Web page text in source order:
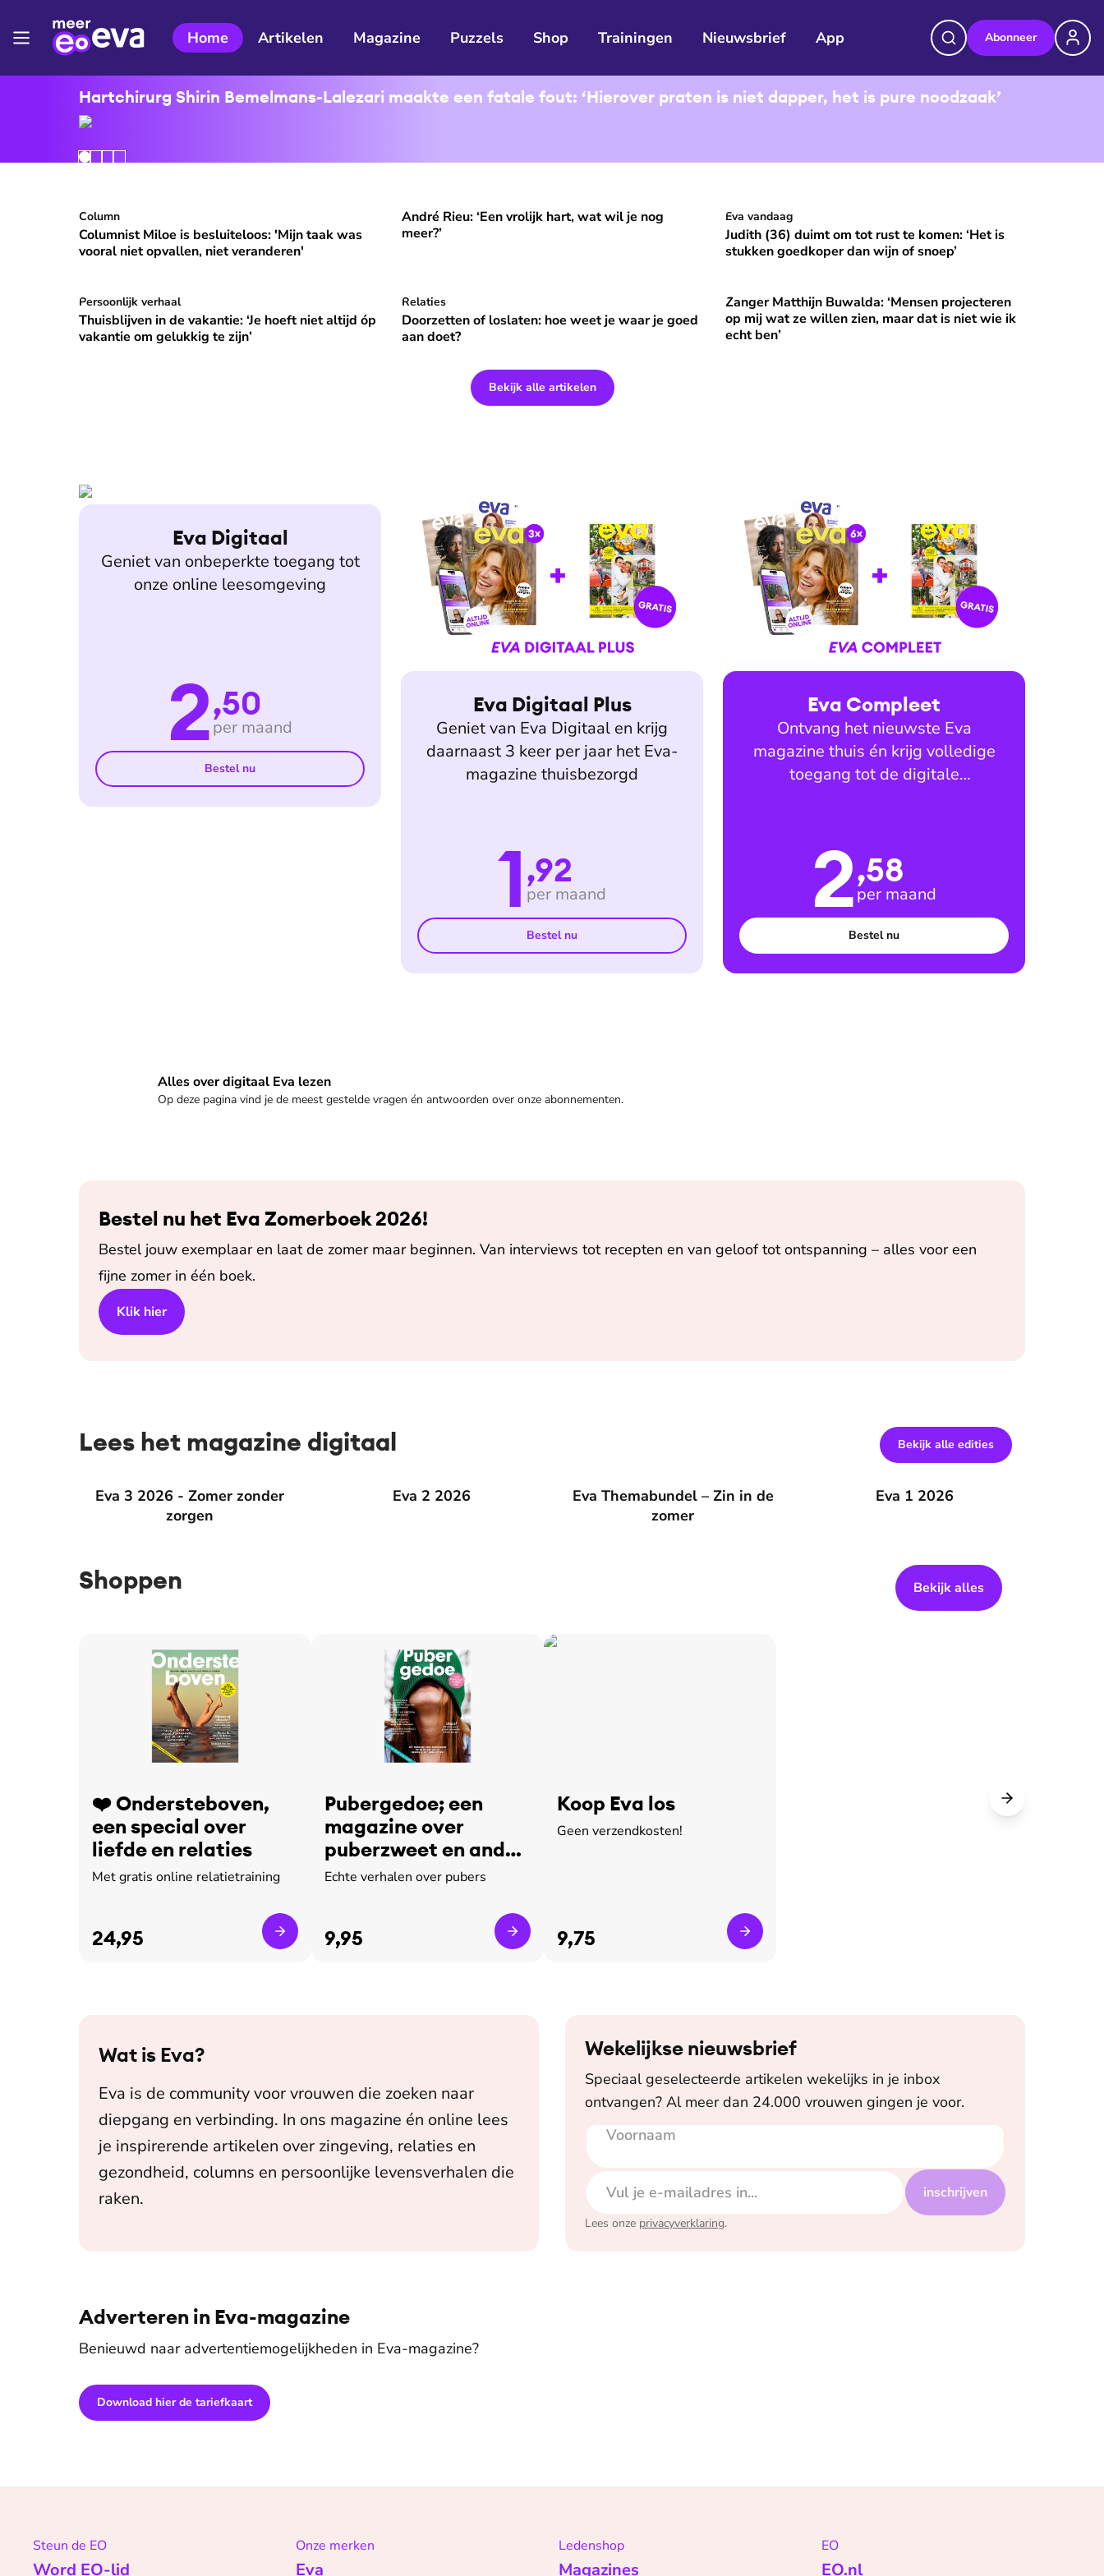
Home Artikelen Magazine Puzzels Shop Trainingen Nieuwsbrief App Abonneer
Hartchirurg Shirin Bemelmans-Lalezari maakte een fatale fout: ‘Hierover praten is niet dapper, het is pure noodzaak’
Columnist Miloe is besluiteloos: 'Mijn taak was vooral niet opvallen, niet veranderen'
⭐ Premium
Column
Columnist Miloe is besluiteloos: 'Mijn taak was
vooral niet opvallen, niet veranderen'
André Rieu: ‘Een vrolijk hart, wat wil je nog meer?’
⭐ Premium
André Rieu: ‘Een vrolijk hart, wat wil je nog
meer?’
Judith (36) duimt om tot rust te komen: ‘Het is stukken
⭐Premium
Eva vandaag
Judith (36) duimt om tot rust te komen: ‘Het is
stukken goedkoper dan wijn of snoep’
Thuisblijven in de vakantie: ‘Je hoeft niet altijd óp vakantie om gelukkig te zijn’
Persoonlijk verhaal
Thuisblijven in de vakantie: ‘Je hoeft niet altijd óp
vakantie om gelukkig te zijn’
Doorzetten of loslaten: hoe weet je waar je goed aan doet?
⭐
Relaties
Doorzetten of loslaten: hoe weet je waar je goed
aan doet?
Zanger Matthijn Buwalda: ‘Mensen projecteren op mij wat ze
⭐Premium
Zanger Matthijn Buwalda: ‘Mensen projecteren
op mij wat ze willen zien, maar dat is niet wie ik
echt ben’
Bekijk alle artikelen
Eva Digitaal
Geniet van onbeperkte toegang tot
onze online leesomgeving
2,50
per maand
Bestel nu
Eva Digitaal Plus
Geniet van Eva Digitaal en krijg
daarnaast 3 keer per jaar het Eva-
magazine thuisbezorgd
1,92
per maand
Bestel nu
Eva Compleet
Ontvang het nieuwste Eva
magazine thuis én krijg volledige
toegang tot de digitale
2,58
per maand
Bestel nu
Alles over digitaal Eva lezen
Op deze pagina vind je de meest gestelde vragen én antwoorden over onze abonnementen.
Veelgestelde vragen
Bestel nu het Eva Zomerboek 2026!
Bestel jouw exemplaar en laat de zomer maar beginnen. Van interviews tot recepten en van geloof tot ontspanning – alles voor een
fijne zomer in één boek.
Klik hier
Lees het magazine digitaal Bekijk alle edities
Eva 3 2026 - Zomer zonder
zorgen
Eva 3 2026 - Zomer zonder zorgen Eva 2 2026
Eva Themabundel – Zin in de
zomer
Eva Themabundel – Zin in de zomer Eva 1 2026
Shoppen Bekijk alles
❤️ Ondersteboven,
een special over
liefde en relaties
Met gratis online relatietraining
24,95
Pubergedoe; een
magazine over
puberzweet en ander
leed
Echte verhalen over pubers
9,95
Koop Eva los
Geen verzendkosten!
9,75
Wat is Eva?
Eva is de community voor vrouwen die zoeken naar
diepgang en verbinding. In ons magazine én online lees
je inspirerende artikelen over zingeving, relaties en
gezondheid, columns en persoonlijke levensverhalen die
raken.
Wekelijkse nieuwsbrief
Speciaal geselecteerde artikelen wekelijks in je inbox
ontvangen? Al meer dan 24.000 vrouwen gingen je voor.
Voornaam
E-mailadres
inschrijven
Lees onze privacyverklaring.
Adverteren in Eva-magazine
Benieuwd naar advertentiemogelijkheden in Eva-magazine?
Download hier de tariefkaart
Steun de EO
Word EO-lid
Onze merken
Eva
Ledenshop
Magazines
EO
EO.nl